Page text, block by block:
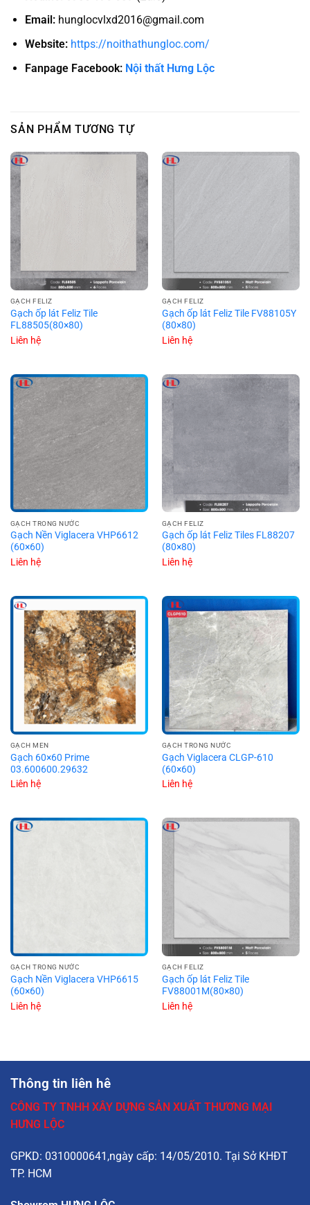
Email:hunglocvlxd2016@gmail.com
Website: https://noithathungloc.com/
Fanpage Facebook: Nội thất Hưng Lộc
SẢN PHẨM TƯƠNG TỰ
GẠCH FELIZ
Gạch ốp lát Feliz Tile
FL88505(80×80)
Liên hệ
GẠCH FELIZ
Gạch ốp lát Feliz Tile FV88105Y
(80×80)
Liên hệ
GẠCH TRONG NƯỚC
Gạch Nền Viglacera VHP6612
(60×60)
Liên hệ
GẠCH FELIZ
Gạch ốp lát Feliz Tiles FL88207
(80×80)
Liên hệ
GẠCH MEN
Gạch 60×60 Prime
03.600600.29632
Liên hệ
GẠCH TRONG NƯỚC
Gạch Viglacera CLGP-610
(60×60)
Liên hệ
GẠCH TRONG NƯỚC
Gạch Nền Viglacera VHP6615
(60×60)
Liên hệ
GẠCH FELIZ
Gạch ốp lát Feliz Tile
FV88001M(80×80)
Liên hệ
Thông tin liên hê
CÔNG TY TNHH XÂY DỰNG SẢN XUẤT THƯƠNG MẠI
HƯNG LỘC
GPKD: 0310000641,ngày cấp: 14/05/2010. Tại Sở KHĐT
TP. HCM